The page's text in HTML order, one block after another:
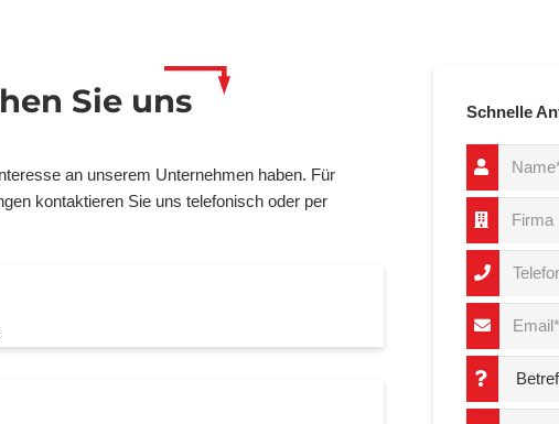
Sie uns
an unserem Unternehmen haben. Für
kontaktieren Sie uns telefonisch oder per
Schnelle